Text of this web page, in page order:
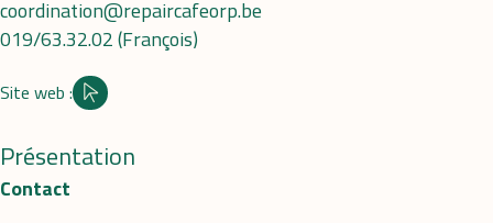
coordination@repaircafeorp.be
019/63.32.02 (François)
Site web :
Site internet
Présentation
Contact